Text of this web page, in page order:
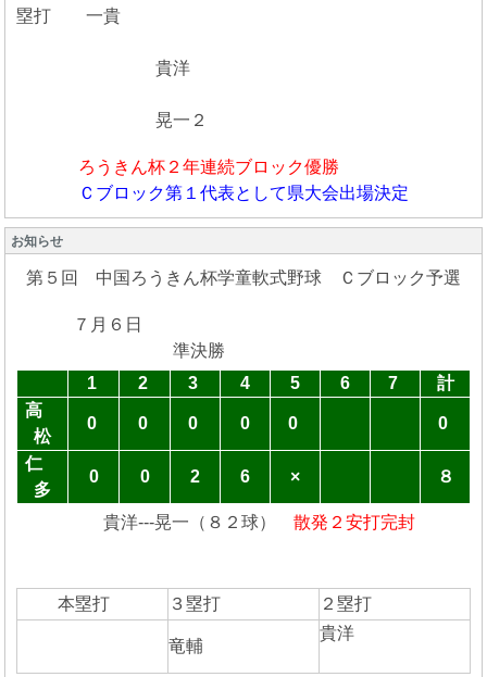
塁打 一貴
貴洋
晃一２
ろうきん杯２年連続ブロック優勝
Ｃブロック第１代表として県大会出場決定
お知らせ
第５回 中国ろうきん杯学童軟式野球 Ｃブロック予選
７月６日
準決勝
1
2 3 4 5 6 7
計
高
松
0 0 0 0 0 0
仁
多
0 0 2 6 × ８
貴洋---晃一（８２球） 散発２安打完封
本塁打 ３塁打 ２塁打
竜輔
貴洋